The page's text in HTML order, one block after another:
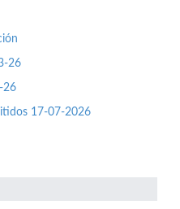
26
26
17-07-2026